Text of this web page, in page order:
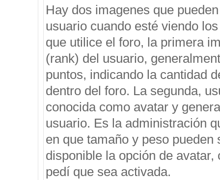
Hay dos imagenes que
usuario cuando esté viendo
que utilice el foro, la primera
(rank) del usuario,
puntos, indicando la cantidad
dentro del foro. La segunda,
conocida como avatar y
usuario. Es la administración
en que tamaño y peso
disponible la opción de
pedí que sea activada.